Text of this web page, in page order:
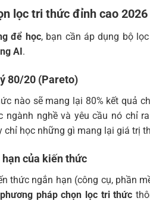
lọc tri thức đỉnh cao 2026
để học, bạn cần áp dụng bộ
AI .
80/20 (Pareto)
nào sẽ mang lại 80% kết quả
ngành nghề và yêu cầu nó chỉ
chỉ học những gì mang lại giá trị
của kiến thức
thức ngắn hạn (công cụ, phần
phương pháp chọn lọc tri thức